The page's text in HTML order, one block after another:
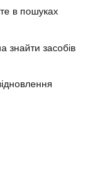
в пошуках
знайти засобів